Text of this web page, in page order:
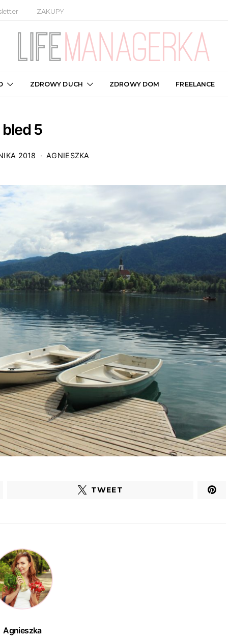
ZAKUPY
ZDROWY DUCH ZDROWY DOM FREELANCE
bled 5
2018 AGNIESZKA
TWEET
Agnieszka